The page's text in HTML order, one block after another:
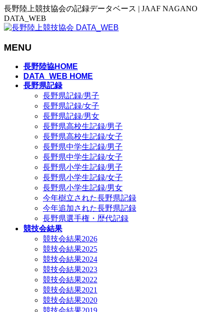
長野陸上競技協会の記録データベース | JAAF NAGANO
DATA_WEB
MENU
長野陸協HOME
DATA_WEB HOME
長野県記録
長野県記録/男子
長野県記録/女子
長野県記録/男女
長野県高校生記録/男子
長野県高校生記録/女子
長野県中学生記録/男子
長野県中学生記録/女子
長野県小学生記録/男子
長野県小学生記録/女子
長野県小学生記録/男女
今年樹立された長野県記録
今年追加された長野県記録
長野県選手権・歴代記録
競技会結果
競技会結果2026
競技会結果2025
競技会結果2024
競技会結果2023
競技会結果2022
競技会結果2021
競技会結果2020